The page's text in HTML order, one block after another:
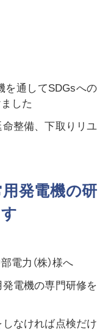
を通してSDGsへの
した
整備、下取りリユ
用発電機の研
電力（株）様へ
電機の専門研修を
なければ点検だけ